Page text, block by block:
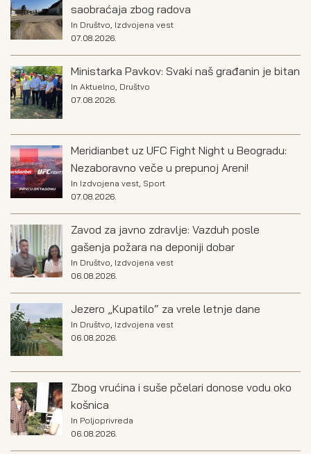
saobraćaja zbog radova
In Društvo, Izdvojena vest
07.08.2026.
Ministarka Pavkov: Svaki naš građanin je bitan
In Aktuelno, Društvo
07.08.2026.
Meridianbet uz UFC Fight Night u Beogradu:
Nezaboravno veče u prepunoj Areni!
In Izdvojena vest, Sport
07.08.2026.
Zavod za javno zdravlje: Vazduh posle
gašenja požara na deponiji dobar
In Društvo Izdvojena vest
06.08.2026.
Jezero „Kupatilo“ za vrele letnje dane
In Društvo Izdvojena vest
06.08.2026.
Zbog vrućina i suše pčelari donose vodu oko
košnica
In Poljoprivreda
06.08.2026.